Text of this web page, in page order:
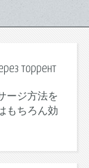
торрент
ージ方法を
もちろん効